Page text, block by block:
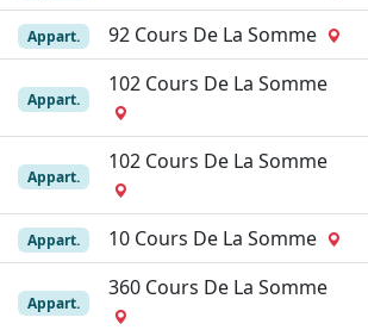
Appart. 92 Cours De La Somme
Appart.
102 Cours De La Somme
Appart.
102 Cours De La Somme
Appart. 10 Cours De La Somme
Appart.
360 Cours De La Somme